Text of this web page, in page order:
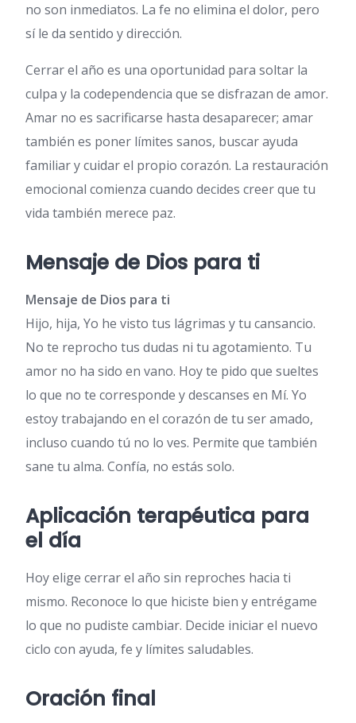
no son inmediatos. La fe no elimina el dolor, pero
sí le da sentido y dirección.
Cerrar el año es una oportunidad para soltar la
culpa y la codependencia que se disfrazan de amor.
Amar no es sacrificarse hasta desaparecer; amar
también es poner límites sanos, buscar ayuda
familiar y cuidar el propio corazón. La restauración
emocional comienza cuando decides creer que tu
vida también merece paz.
Mensaje de Dios para ti
Mensaje de Dios para ti
Hijo, hija, Yo he visto tus lágrimas y tu cansancio.
No te reprocho tus dudas ni tu agotamiento. Tu
amor no ha sido en vano. Hoy te pido que sueltes
lo que no te corresponde y descanses en Mí. Yo
estoy trabajando en el corazón de tu ser amado,
incluso cuando tú no lo ves. Permite que también
sane tu alma. Confía, no estás solo.
Aplicación terapéutica para
el día
Hoy elige cerrar el año sin reproches hacia ti
mismo. Reconoce lo que hiciste bien y entrégame
lo que no pudiste cambiar. Decide iniciar el nuevo
ciclo con ayuda, fe y límites saludables.
Oración final